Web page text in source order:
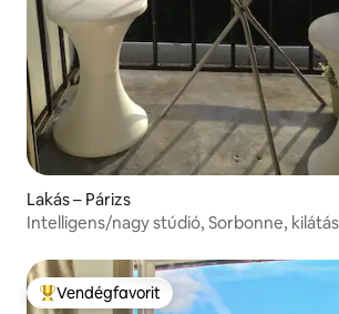
Lakás – Párizs
Intelligens/nagy stúdió, Sorbonne, kilátás
Kiemelt vendégfavorit
Vendégfavorit